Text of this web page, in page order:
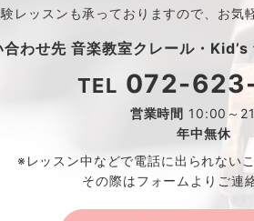
レッスンも承っておりますので、 お気
合わせ先 音楽教室クレール・ Kid’s
TEL 072-
営業時間 10:00～
年中無休
※レッスン中などで電話に出られない
その際はフォームよりご連